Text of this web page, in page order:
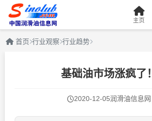
主页
首页 行业观察 行业趋势
基础油市场涨疯了！
2020-12-05润滑油信息网